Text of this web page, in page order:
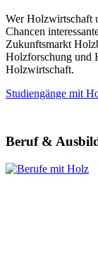
Wer Holzwirtschaft
Chancen
Zukunftsmarkt
Holzforschung und
Holzwirtschaft.
Studiengänge mit
Beruf &